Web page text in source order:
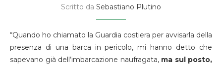
Scritto da Sebastiano Plutino
“Quando ho chiamato la Guardia costiera per avvisarla della
presenza di una barca in pericolo, mi hanno detto che
sapevano già dell’imbarcazione naufragata, ma sul posto,